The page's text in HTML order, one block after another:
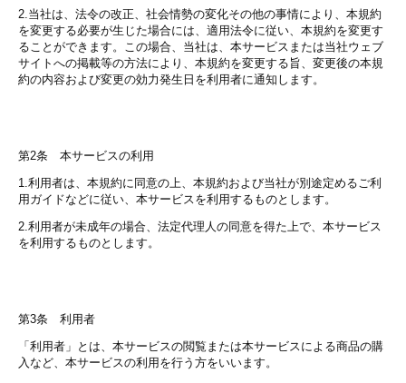
2.当社は、法令の改正、社会情勢の変化その他の事情により、本規約
を変更する必要が生じた場合には、適用法令に従い、本規約を変更す
ることができます。この場合、当社は、本サービスまたは当社ウェブ
サイトへの掲載等の方法により、本規約を変更する旨、変更後の本規
約の内容および変更の効力発生日を利用者に通知します。
第2条 本サービスの利用
1.利用者は、本規約に同意の上、本規約および当社が別途定めるご利
用ガイドなどに従い、本サービスを利用するものとします。
2.利用者が未成年の場合、法定代理人の同意を得た上で、本サービス
を利用するものとします。
第3条 利用者
「利用者」とは、本サービスの閲覧または本サービスによる商品の購
入など、本サービスの利用を行う方をいいます。